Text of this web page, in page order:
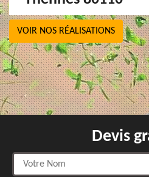
VOIR NOS RÉALISATIONS
Devis